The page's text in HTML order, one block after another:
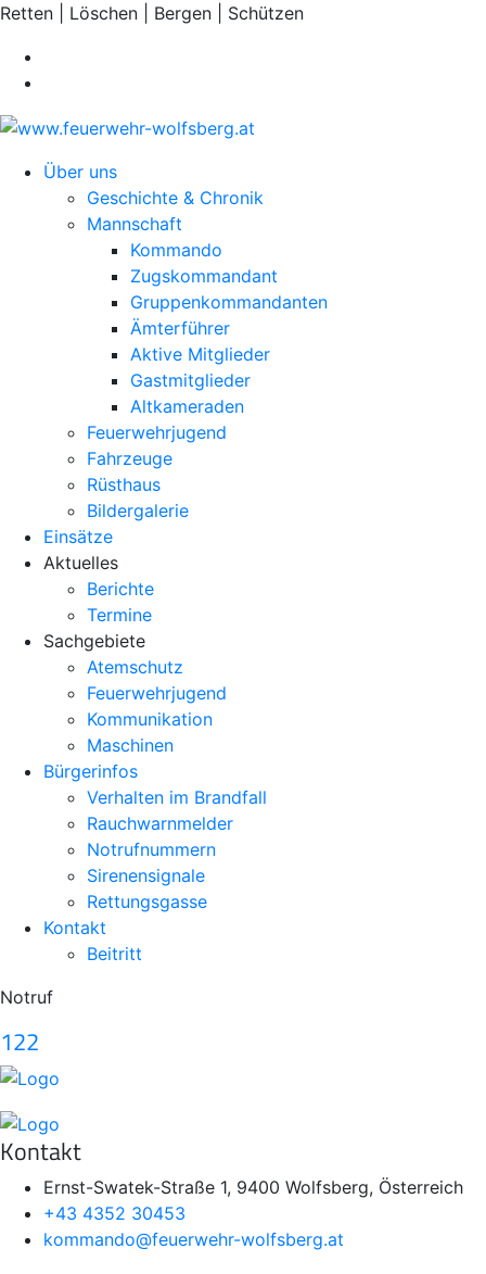
Retten | Löschen | Bergen | Schützen
Über uns
Geschichte & Chronik
Mannschaft
Kommando
Zugskommandant
Gruppenkommandanten
Ämterführer
Aktive Mitglieder
Gastmitglieder
Altkameraden
Feuerwehrjugend
Fahrzeuge
Rüsthaus
Bildergalerie
Einsätze
Aktuelles
Berichte
Termine
Sachgebiete
Atemschutz
Feuerwehrjugend
Kommunikation
Maschinen
Bürgerinfos
Verhalten im Brandfall
Rauchwarnmelder
Notrufnummern
Sirenensignale
Rettungsgasse
Kontakt
Beitritt
Notruf
122
Kontakt
Ernst-Swatek-Straße 1, 9400 Wolfsberg, Österreich
+43 4352 30453
kommando@feuerwehr-wolfsberg.at